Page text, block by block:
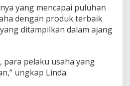
yang mencapai puluhan
dengan produk terbaik
ditampilkan dalam ajang
para pelaku usaha yang
ungkap Linda.